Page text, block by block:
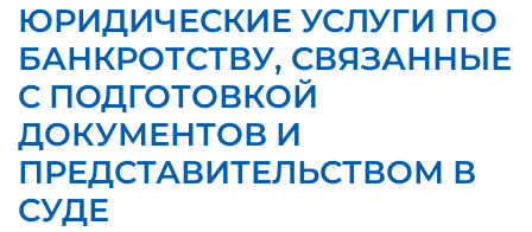
ЮРИДИЧЕСКИЕ УСЛУГИ ПО
БАНКРОТСТВУ, СВЯЗАННЫЕ
С ПОДГОТОВКОЙ
ДОКУМЕНТОВ И
ПРЕДСТАВИТЕЛЬСТВОМ В
СУДЕ